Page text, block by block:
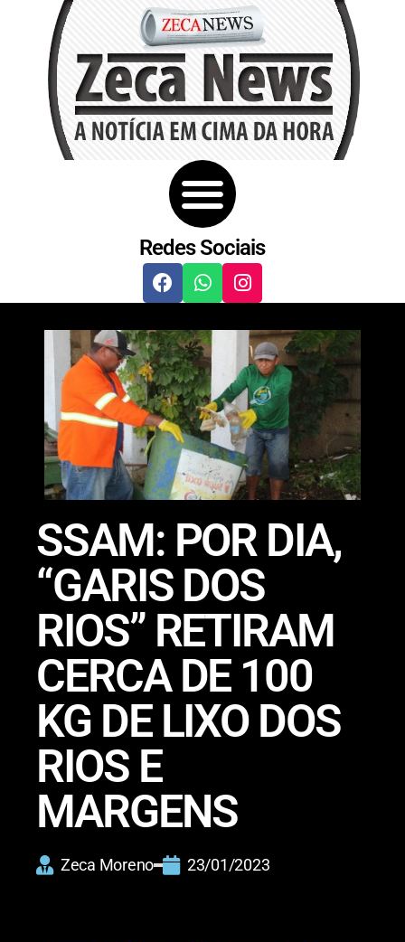
Redes Sociais
SSAM: POR DIA,
“GARIS DOS
RIOS” RETIRAM
CERCA DE 100
KG DE LIXO DOS
RIOS E
MARGENS
Zeca Moreno 23/01/2023